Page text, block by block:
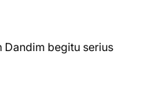
Dandim begitu serius